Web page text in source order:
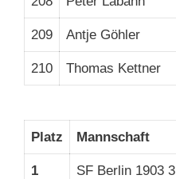
209 Antje Göhler
210 Thomas Kettner
Platz Mannschaft
1 SF Berlin 1903 3